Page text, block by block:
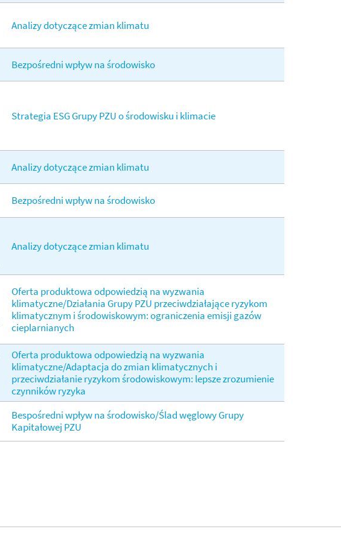
Analizy dotyczące zmian klimatu
Bezpośredni wpływ na środowisko
Strategia ESG Grupy PZU o środowisku i klimacie
Analizy dotyczące zmian klimatu
Bezpośredni wpływ na środowisko
Analizy dotyczące zmian klimatu
Oferta produktowa odpowiedzią na wyzwania
klimatyczne/Działania Grupy PZU przeciwdziałające ryzykom
klimatycznym i środowiskowym: ograniczenia emisji gazów
cieplarnianych
Oferta produktowa odpowiedzią na wyzwania
klimatyczne/Adaptacja do zmian klimatycznych i
przeciwdziałanie ryzykom środowiskowym: lepsze zrozumienie
czynników ryzyka
Bespośredni wpływ na środowisko/Ślad węglowy Grupy
Kapitałowej PZU